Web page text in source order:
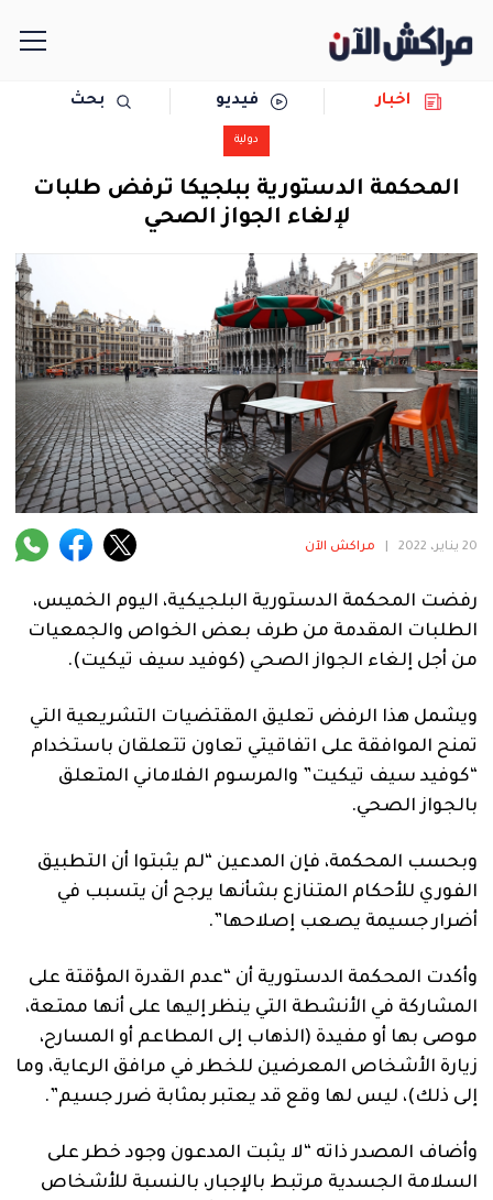
رياضة
حوادث
دولية
المرأة
فنية
منوعة
آراء
اخبار فيديو بحث
دولية
المحكمة الدستورية ببلجيكا ترفض طلبات
لإلغاء الجواز الصحي
20 يناير، 2022 مراكش الآن
رفضت المحكمة الدستورية البلجيكية، اليوم الخميس،
الطلبات المقدمة من طرف بعض الخواص والجمعيات
من أجل إلغاء الجواز الصحي (كوفيد سيف تيكيت).
ويشمل هذا الرفض تعليق المقتضيات التشريعية التي
تمنح الموافقة على اتفاقيتي تعاون تتعلقان باستخدام
“كوفيد سيف تيكيت” والمرسوم الفلاماني المتعلق
بالجواز الصحي.
وبحسب المحكمة، فإن المدعين “لم يثبتوا أن التطبيق
الفوري للأحكام المتنازع بشأنها يرجح أن يتسبب في
أضرار جسيمة يصعب إصلاحها”.
وأكدت المحكمة الدستورية أن “عدم القدرة المؤقتة على
المشاركة في الأنشطة التي ينظر إليها على أنها ممتعة،
موصى بها أو مفيدة (الذهاب إلى المطاعم أو المسارح،
زيارة الأشخاص المعرضين للخطر في مرافق الرعاية، وما
إلى ذلك)، ليس لها وقع قد يعتبر بمثابة ضرر جسيم”.
وأضاف المصدر ذاته “لا يثبت المدعون وجود خطر على
السلامة الجسدية مرتبط بالإجبار، بالنسبة للأشخاص